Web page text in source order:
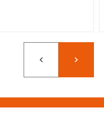
PrécédentSuivant